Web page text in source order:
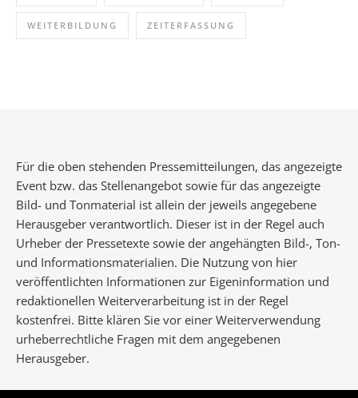
WEITERBILDUNG ZEITERFASSUNG
Für die oben stehenden Pressemitteilungen, das angezeigte
Event bzw. das Stellenangebot sowie für das angezeigte
Bild- und Tonmaterial ist allein der jeweils angegebene
Herausgeber verantwortlich. Dieser ist in der Regel auch
Urheber der Pressetexte sowie der angehängten Bild-, Ton-
und Informationsmaterialien. Die Nutzung von hier
veröffentlichten Informationen zur Eigeninformation und
redaktionellen Weiterverarbeitung ist in der Regel
kostenfrei. Bitte klären Sie vor einer Weiterverwendung
urheberrechtliche Fragen mit dem angegebenen
Herausgeber.